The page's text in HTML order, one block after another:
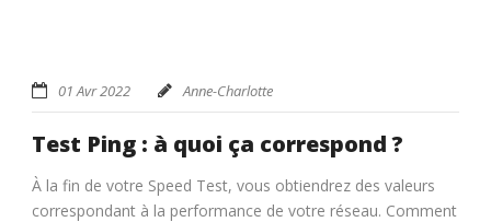
01 Avr 2022 Anne-Charlotte
Test Ping : à quoi ça correspond ?
À la fin de votre Speed Test, vous obtiendrez des valeurs
correspondant à la performance de votre réseau. Comment